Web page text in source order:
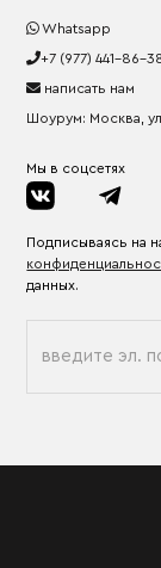
Whatsapp
+7 (977) 441-86-
написать нам
Шоурум: Москва,
Мы в соцсетях
Подписываясь на
данных.